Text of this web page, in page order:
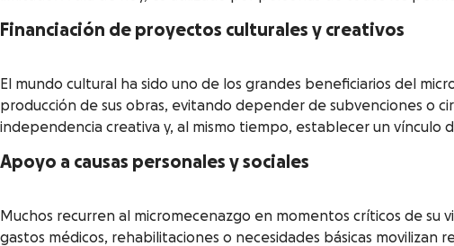
Financiación de proyectos culturales y creativos
El mundo cultural ha sido uno de los grandes beneficiarios del
producción de sus obras, evitando depender de subvenciones o
independencia creativa y, al mismo tiempo, establecer un vínculo
Apoyo a causas personales y sociales
Muchos recurren al micromecenazgo en momentos críticos de su
gastos médicos, rehabilitaciones o necesidades básicas movilizan